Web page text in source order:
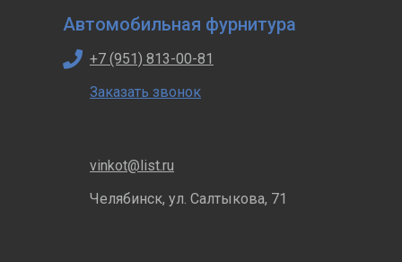
Автомобильная фурнитура
+7 (951) 813-00-81
Заказать звонок
vinkot@list.ru
Челябинск, ул. Салтыкова, 71